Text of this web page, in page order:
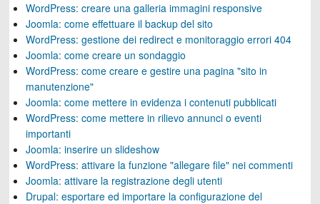
WordPress: creare una galleria immagini responsive
Joomla: come effettuare il backup del sito
WordPress: gestione dei redirect e monitoraggio errori 404
Joomla: come creare un sondaggio
WordPress: come creare e gestire una pagina "sito in
manutenzione"
Joomla: come mettere in evidenza i contenuti pubblicati
WordPress: come mettere in rilievo annunci o eventi
importanti
Joomla: inserire un slideshow
WordPress: attivare la funzione "allegare file" nei commenti
Joomla: attivare la registrazione degli utenti
Drupal: esportare ed importare la configurazione del